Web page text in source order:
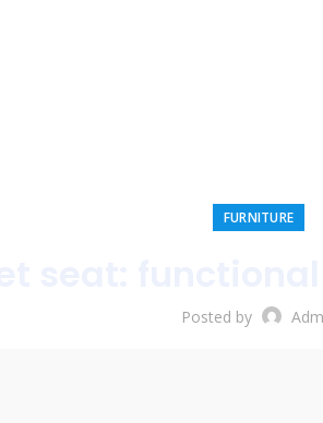
FURNITURE
Posted by